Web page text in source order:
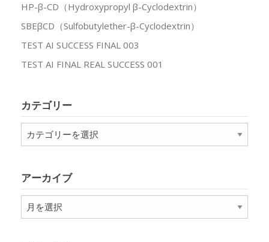
HP-β-CD（Hydroxypropyl β-Cyclodextrin）
SBEβCD（Sulfobutylether-β-Cyclodextrin）
TEST AI SUCCESS FINAL 003
TEST AI FINAL REAL SUCCESS 001
カテゴリー
テ
ー
アーカイブ
ア
ー